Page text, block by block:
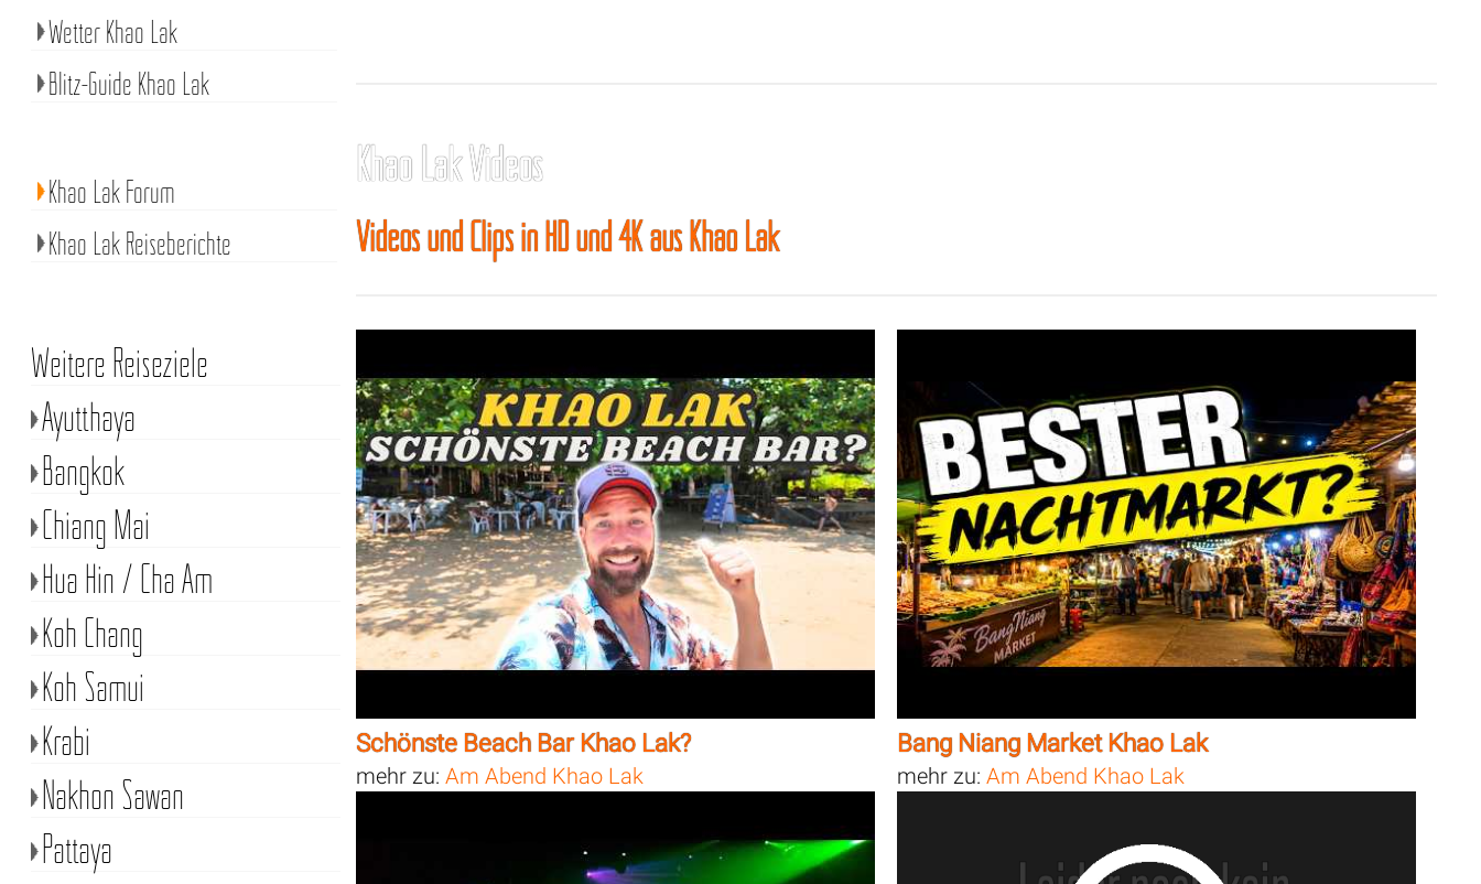
Khao Lak Videos
Videos und Clips in HD und 4K aus Khao Lak
Schönste Beach Bar Khao Lak?
mehr zu:Am Abend Khao Lak
Bang Niang Market Khao Lak
mehr zu: Am Abend Khao Lak
Wetter Khao Lak
Blitz-Guide Khao Lak
Khao Lak Forum
Khao Lak Reiseberichte
Weitere Reiseziele
Ayutthaya
Bangkok
Chiang Mai
Hua Hin / Cha Am
Koh Chang
Koh Samui
Krabi
Nakhon Sawan
Pattaya